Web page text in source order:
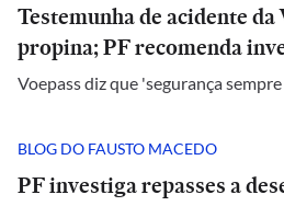
Testemunha de acidente da
propina; PF recomenda
Voepass diz que 'segurança
BLOG DO FAUSTO MACEDO
PF investiga repasses a